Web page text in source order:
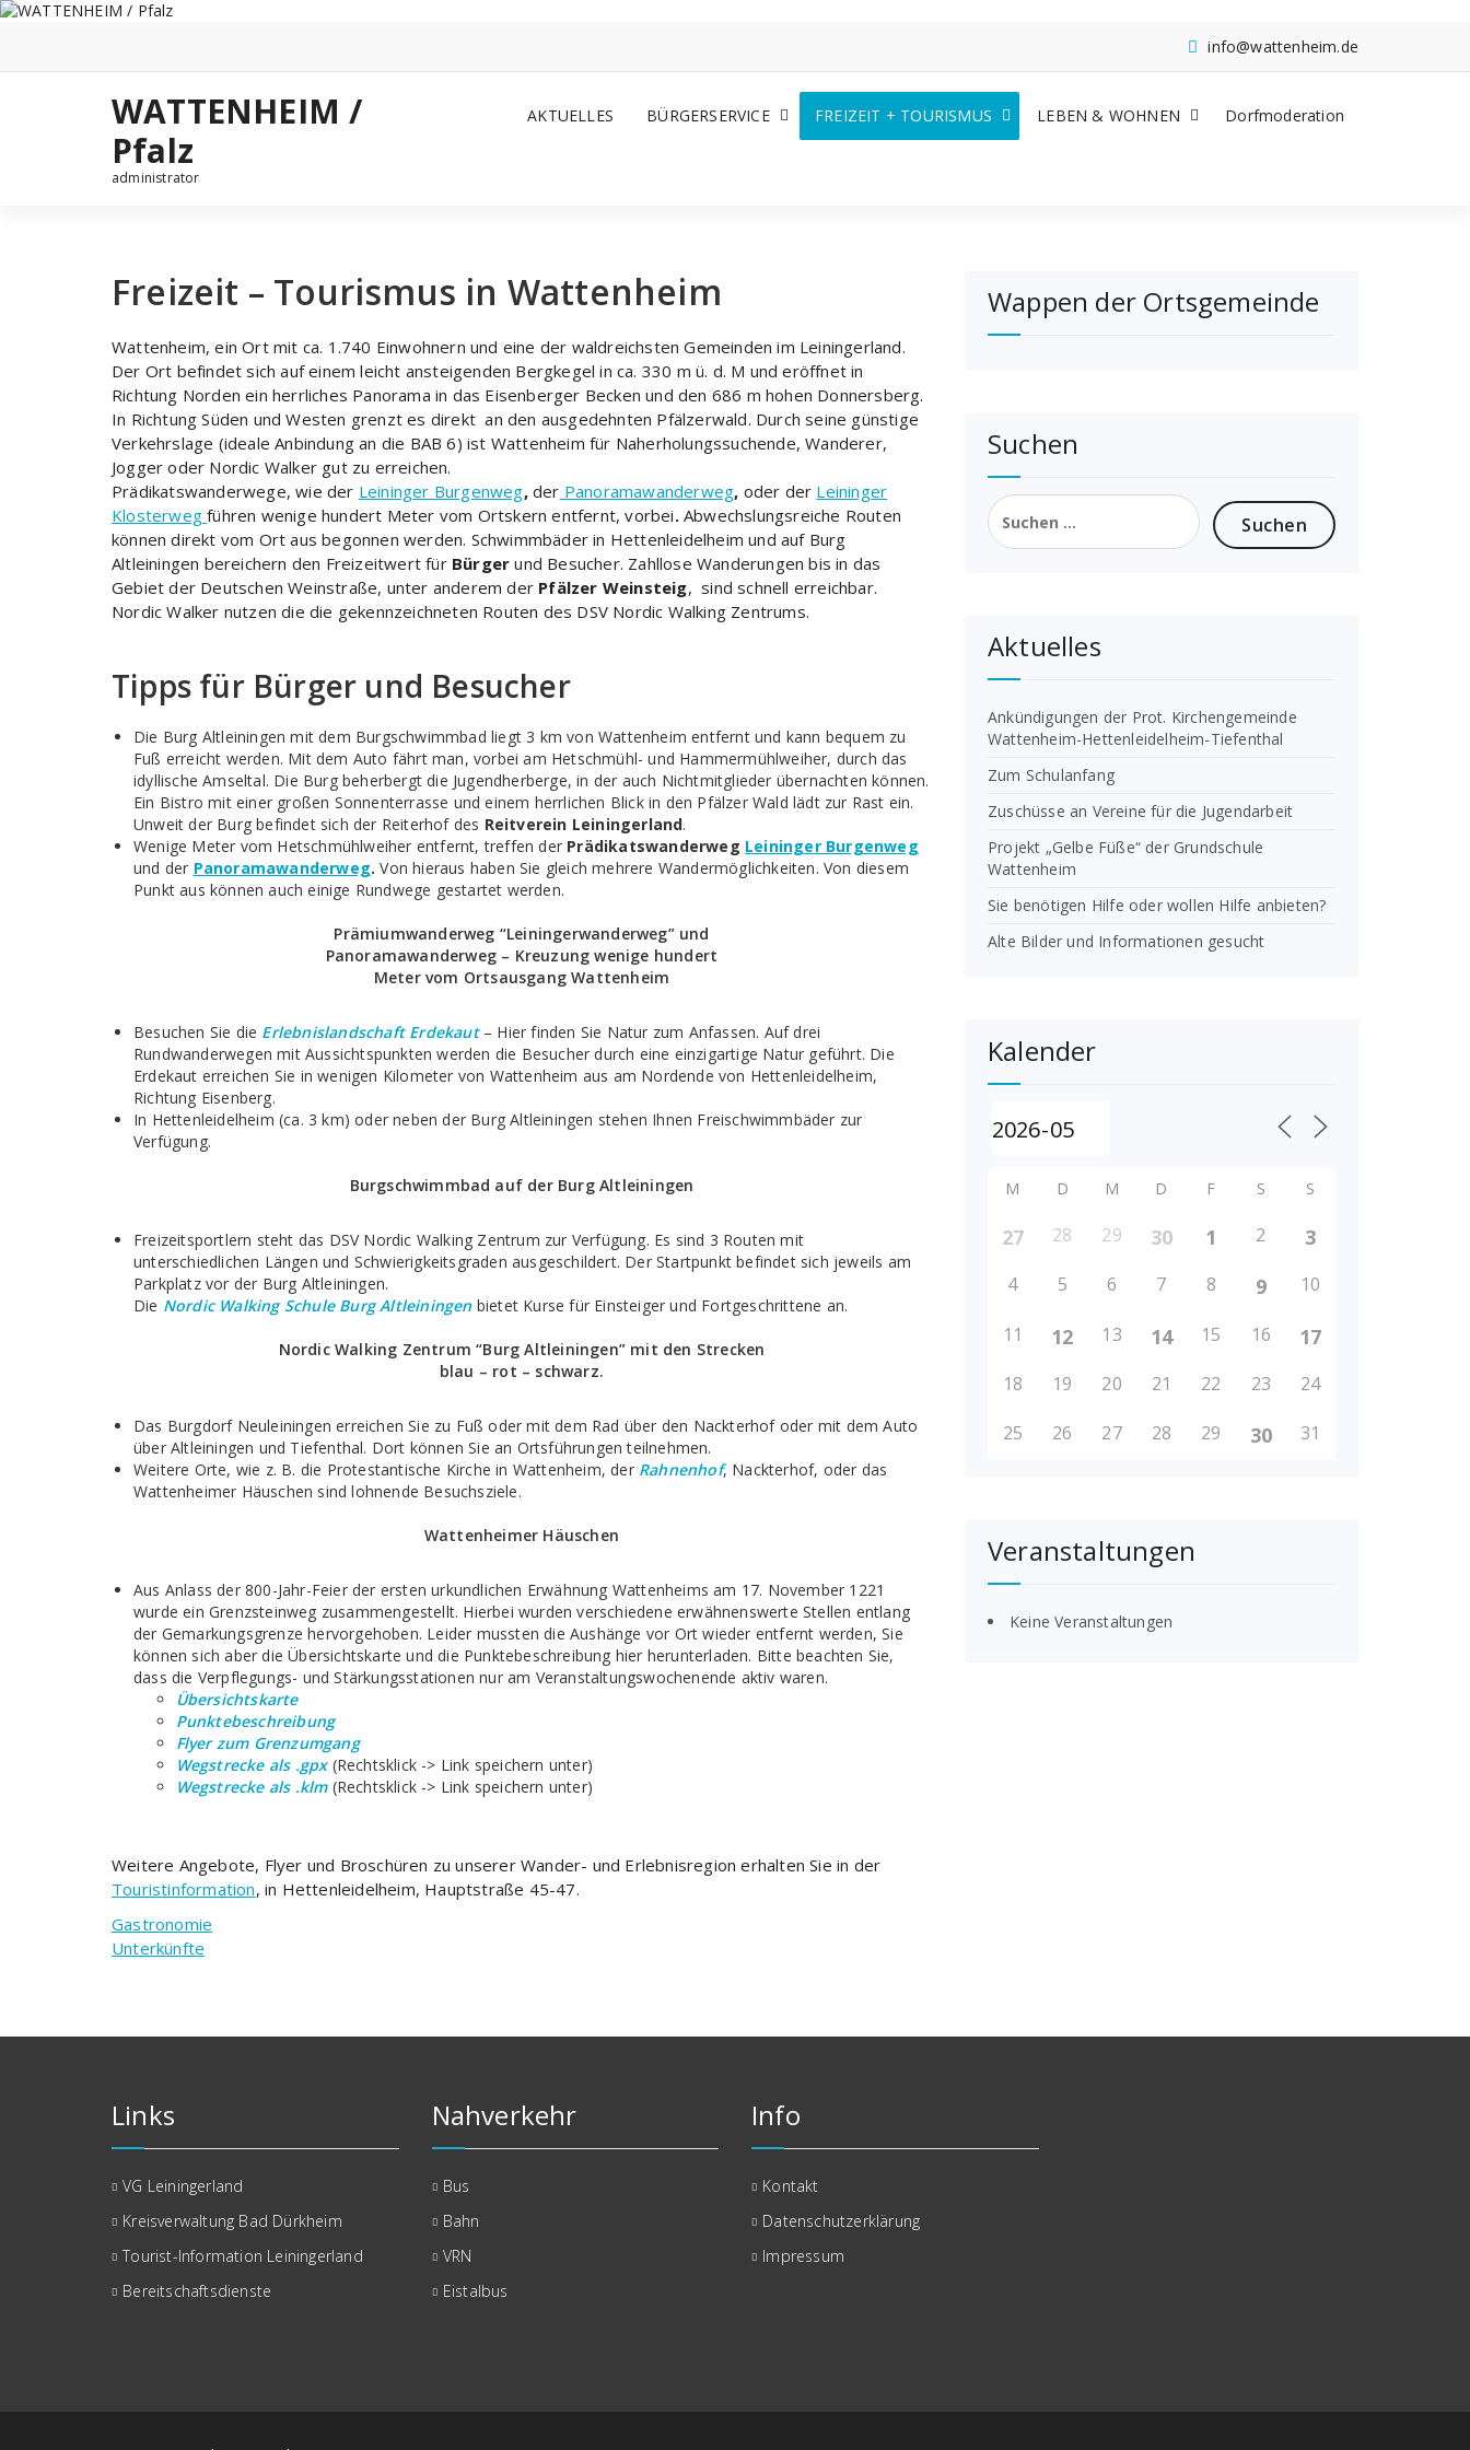
Zum
info@wattenheim.de
WATTENHEIM /
Pfalz
administrator
AKTUELLES BÜRGERSERVICE FREIZEIT + TOURISMUS LEBEN & WOHNEN Dorfmoderation
Freizeit – Tourismus in Wattenheim
Wattenheim, ein Ort mit ca. 1.740 Einwohnern und eine der waldreichsten Gemeinden im Leiningerland.
Der Ort befindet sich auf einem leicht ansteigenden Bergkegel in ca. 330 m ü. d. M und eröffnet in
Richtung Norden ein herrliches Panorama in das Eisenberger Becken und den 686 m hohen Donnersberg.
In Richtung Süden und Westen grenzt es direkt an den ausgedehnten Pfälzerwald. Durch seine günstige
Verkehrslage (ideale Anbindung an die BAB 6) ist Wattenheim für Naherholungssuchende, Wanderer,
Jogger oder Nordic Walker gut zu erreichen.
Prädikatswanderwege, wie der Leininger Burgenweg,der Panoramawanderweg, oder der Leininger
Klosterwegführen wenige hundert Meter vom Ortskern entfernt, vorbei.Abwechslungsreiche Routen
können direkt vom Ort aus begonnen werden. Schwimmbäder in Hettenleidelheim und auf Burg
Altleiningen bereichern den Freizeitwert für Bürgerund Besucher. Zahllose Wanderungen bis in das
Gebiet der Deutschen Weinstraße, unter anderem der Pfälzer Weinsteig, sind schnell erreichbar.
Nordic Walker nutzen die die gekennzeichneten Routen des DSV Nordic Walking Zentrums.
Tipps für Bürger und Besucher
Die Burg Altleiningen mit dem Burgschwimmbad liegt 3 km von Wattenheim entfernt und kann bequem zu
Fuß erreicht werden. Mit dem Auto fährt man, vorbei am Hetschmühl- und Hammermühlweiher, durch das
idyllische Amseltal. Die Burg beherbergt die Jugendherberge, in der auch Nichtmitglieder übernachten können.
Ein Bistro mit einer großen Sonnenterrasse und einem herrlichen Blick in den Pfälzer Wald lädt zur Rast ein.
Unweit der Burg befindet sich der Reiterhof des Reitverein Leiningerland.
Wenige Meter vom Hetschmühlweiher entfernt, treffen der Prädikatswanderweg Leininger Burgenweg
und der Panoramawanderweg.Von hieraus haben Sie gleich mehrere Wandermöglichkeiten. Von diesem
Punkt aus können auch einige Rundwege gestartet werden.
Prämiumwanderweg “Leiningerwanderweg” und
Panoramawanderweg – Kreuzung wenige hundert
Meter vom Ortsausgang Wattenheim
Besuchen Sie die Erlebnislandschaft Erdekaut– Hier finden Sie Natur zum Anfassen. Auf drei
Rundwanderwegen mit Aussichtspunkten werden die Besucher durch eine einzigartige Natur geführt. Die
Erdekaut erreichen Sie in wenigen Kilometer von Wattenheim aus am Nordende von Hettenleidelheim,
Richtung Eisenberg.
In Hettenleidelheim (ca. 3 km) oder neben der Burg Altleiningen stehen Ihnen Freischwimmbäder zur
Verfügung.
Burgschwimmbad auf der Burg Altleiningen
Freizeitsportlern steht das DSV Nordic Walking Zentrum zur Verfügung. Es sind 3 Routen mit
unterschiedlichen Längen und Schwierigkeitsgraden ausgeschildert. Der Startpunkt befindet sich jeweils am
Parkplatz vor der Burg Altleiningen.
Die Nordic Walking Schule Burg Altleiningen bietet Kurse für Einsteiger und Fortgeschrittene an.
Nordic Walking Zentrum “Burg Altleiningen” mit den Strecken
blau – rot – schwarz.
Das Burgdorf Neuleiningen erreichen Sie zu Fuß oder mit dem Rad über den Nackterhof oder mit dem Auto
über Altleiningen und Tiefenthal. Dort können Sie an Ortsführungen teilnehmen.
Weitere Orte, wie z. B. die Protestantische Kirche in Wattenheim, der Rahnenhof, Nackterhof, oder das
Wattenheimer Häuschen sind lohnende Besuchsziele.
Wattenheimer Häuschen
Aus Anlass der 800-Jahr-Feier der ersten urkundlichen Erwähnung Wattenheims am 17. November 1221
wurde ein Grenzsteinweg zusammengestellt. Hierbei wurden verschiedene erwähnenswerte Stellen entlang
der Gemarkungsgrenze hervorgehoben. Leider mussten die Aushänge vor Ort wieder entfernt werden, Sie
können sich aber die Übersichtskarte und die Punktebeschreibung hier herunterladen. Bitte beachten Sie,
dass die Verpflegungs- und Stärkungsstationen nur am Veranstaltungswochenende aktiv waren.
Übersichtskarte
Punktebeschreibung
Flyer zum Grenzumgang
Wegstrecke als .gpx(Rechtsklick -> Link speichern unter)
Wegstrecke als .klm(Rechtsklick -> Link speichern unter)
Weitere Angebote, Flyer und Broschüren zu unserer Wander- und Erlebnisregion erhalten Sie in der
Touristinformation, in Hettenleidelheim, Hauptstraße 45-47.
Gastronomie
Unterkünfte
Wappen der Ortsgemeinde
Suchen
Suchen
nach:
Aktuelles
Ankündigungen der Prot. Kirchengemeinde
Wattenheim-Hettenleidelheim-Tiefenthal
Zum Schulanfang
Zuschüsse an Vereine für die Jugendarbeit
Projekt „Gelbe Füße“ der Grundschule
Wattenheim
Sie benötigen Hilfe oder wollen Hilfe anbieten?
Alte Bilder und Informationen gesucht
Kalender
M D M D F S S
27 28 29 30 1 2 3
4 5 6 7 8 9 10
11 12 13 14 15 16 17
18 19 20 21 22 23 24
25 26 27 28 29 30 31
Veranstaltungen
Keine Veranstaltungen
Links
VG Leiningerland
Kreisverwaltung Bad Dürkheim
Tourist-Information Leiningerland
Bereitschaftsdienste
Nahverkehr
Bus
Bahn
VRN
Eistalbus
Info
Kontakt
Datenschutzerklärung
Impressum